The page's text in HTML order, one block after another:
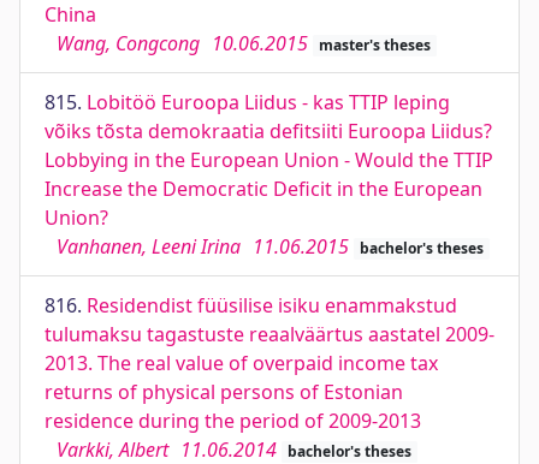
China
Wang, Congcong 10.06.2015 master's theses
815. Lobitöö Euroopa Liidus - kas TTIP leping
võiks tõsta demokraatia defitsiiti Euroopa Liidus?
Lobbying in the European Union - Would the TTIP
Increase the Democratic Deficit in the European
Union?
Vanhanen, Leeni Irina 11.06.2015 bachelor's theses
816. Residendist füüsilise isiku enammakstud
tulumaksu tagastuste reaalväärtus aastatel 2009-
2013. The real value of overpaid income tax
returns of physical persons of Estonian
residence during the period of 2009-2013
Varkki, Albert 11.06.2014 bachelor's theses